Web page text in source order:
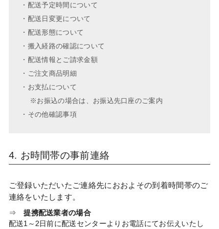
・配送予定時間について
・配送日変更について
・配送形態について
・搬入経路の確認について
・配送情報とご請求金額
・ご注文商品明細
・お支払について
※お振込の場合は、お振込先口座のご案内
・その他確認事項
4. お時間帯の事前連絡
ご登録いただいたご連絡先におおよその到着時間帯のご
連絡をいたします。
⇒提携配送業者の場合
配送1～2日前に配送センターよりお電話にてお伝えいたし